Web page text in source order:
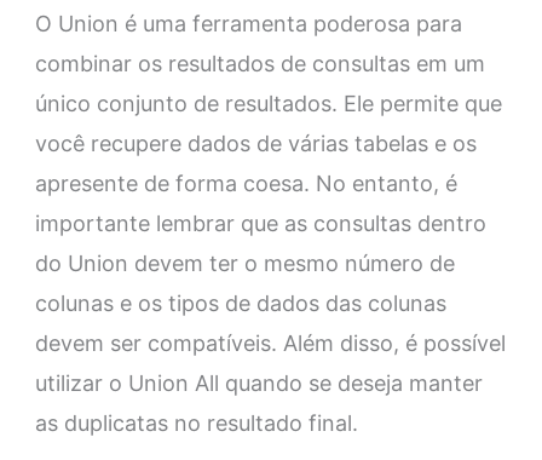
O Union é uma ferramenta poderosa para
combinar os resultados de consultas em um
único conjunto de resultados. Ele permite que
você recupere dados de várias tabelas e os
apresente de forma coesa. No entanto, é
importante lembrar que as consultas dentro
do Union devem ter o mesmo número de
colunas e os tipos de dados das colunas
devem ser compatíveis. Além disso, é possível
utilizar o Union All quando se deseja manter
as duplicatas no resultado final.